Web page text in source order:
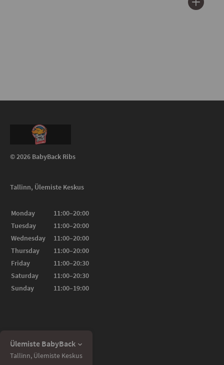
Ülemiste BabyBack
Tallinn, Ülemiste Keskus
© 2026 BabyBack Ribs
Tallinn, Ülemiste Keskus
Monday
11:00–20:00
Tuesday
11:00–20:00
Wednesday
11:00–20:00
Thursday
11:00–20:00
Friday
11:00–20:30
Saturday
11:00–20:30
Sunday
11:00–19:00